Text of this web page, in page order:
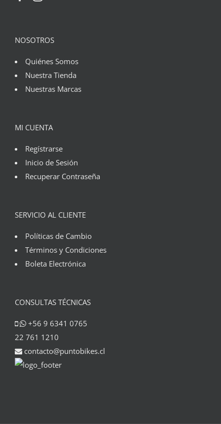
NOSOTROS
Quiénes Somos
Nuestra Tienda
Nuestras Marcas
MI CUENTA
Regístrarse
Inicio de Sesión
Recuperar Contraseña
SERVICIO AL CLIENTE
Políticas de Cambio
Términos y Condiciones
Boleta Electrónica
CONSULTAS TÉCNICAS
+56 9 6341 0765
22 761 1210
contacto@puntobikes.cl